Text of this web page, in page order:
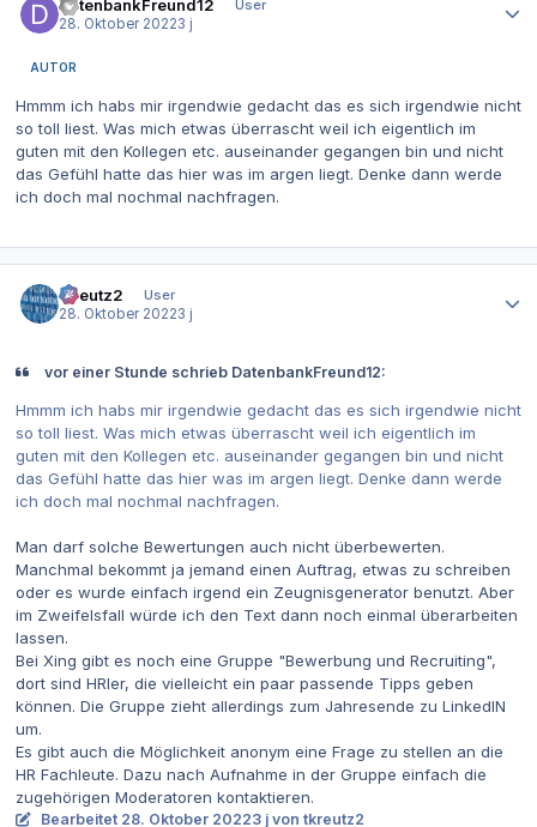
DatenbankFreund12
User
28. Oktober 20223 j
AUTOR
Hmmm ich habs mir irgendwie gedacht das es sich irgendwie nicht
so toll liest. Was mich etwas überrascht weil ich eigentlich im
guten mit den Kollegen etc. auseinander gegangen bin und nicht
das Gefühl hatte das hier was im argen liegt. Denke dann werde
ich doch mal nochmal nachfragen.
tkreutz2
User
28. Oktober 20223 j
vor einer Stunde schrieb DatenbankFreund12:
Hmmm ich habs mir irgendwie gedacht das es sich irgendwie nicht
so toll liest. Was mich etwas überrascht weil ich eigentlich im
guten mit den Kollegen etc. auseinander gegangen bin und nicht
das Gefühl hatte das hier was im argen liegt. Denke dann werde
ich doch mal nochmal nachfragen.
Man darf solche Bewertungen auch nicht überbewerten.
Manchmal bekommt ja jemand einen Auftrag, etwas zu schreiben
oder es wurde einfach irgend ein Zeugnisgenerator benutzt. Aber
im Zweifelsfall würde ich den Text dann noch einmal überarbeiten
lassen.
Bei Xing gibt es noch eine Gruppe "Bewerbung und Recruiting",
dort sind HRler, die vielleicht ein paar passende Tipps geben
können. Die Gruppe zieht allerdings zum Jahresende zu LinkedIN
um.
Es gibt auch die Möglichkeit anonym eine Frage zu stellen an die
HR Fachleute. Dazu nach Aufnahme in der Gruppe einfach die
zugehörigen Moderatoren kontaktieren.
Bearbeitet 28. Oktober 20223 j von tkreutz2